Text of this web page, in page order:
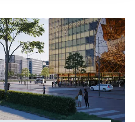
i Kvartetten som blivit trefaldigt
med att minska byggnadens
klimatpåverkan.
verksamheterna tillsammans med